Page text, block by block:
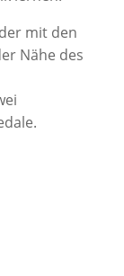
mit den
Nähe des